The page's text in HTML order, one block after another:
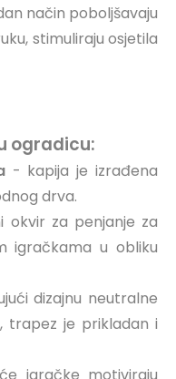
način poboljšavaju
stimuliraju osjetila
ogradicu:
- kapija je izrađena
drva.
okvir za penjanje za
igračkama u obliku
dizajnu neutralne
trapez je prikladan i